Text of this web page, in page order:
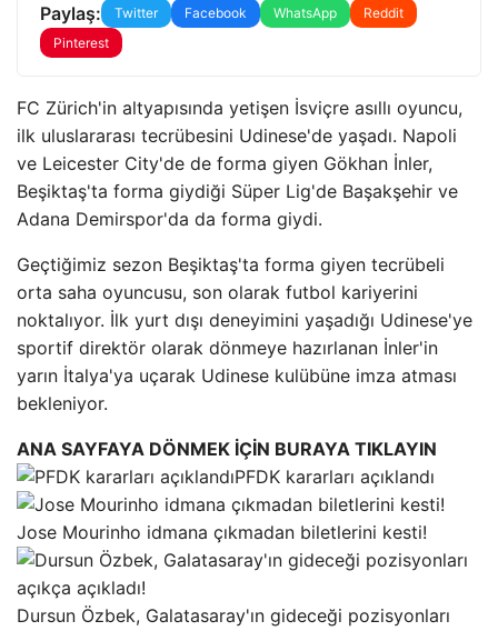
Paylaş: Twitter Facebook WhatsApp
Reddit
Pinterest
FC Zürich'in altyapısında yetişen İsviçre asıllı oyuncu,
ilk uluslararası tecrübesini Udinese'de yaşadı. Napoli
ve Leicester City'de de forma giyen Gökhan İnler,
Beşiktaş'ta forma giydiği Süper Lig'de Başakşehir ve
Adana Demirspor'da da forma giydi.
Geçtiğimiz sezon Beşiktaş'ta forma giyen tecrübeli
orta saha oyuncusu, son olarak futbol kariyerini
noktalıyor. İlk yurt dışı deneyimini yaşadığı Udinese'ye
sportif direktör olarak dönmeye hazırlanan İnler'in
yarın İtalya'ya uçarak Udinese kulübüne imza atması
bekleniyor.
ANA SAYFAYA DÖNMEK İÇİN BURAYA TIKLAYIN
PFDK kararları açıklandı
Jose Mourinho idmana çıkmadan biletlerini kesti!
Dursun Özbek, Galatasaray'ın gideceği pozisyonları